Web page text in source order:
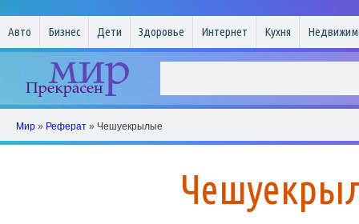
Авто Бизнес Дети Здоровье Интернет Кухня
Мир » Реферат » Чешуекрылые